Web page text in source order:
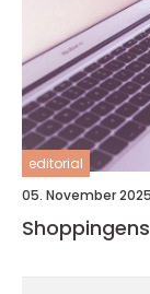
editorial
05. November 2025